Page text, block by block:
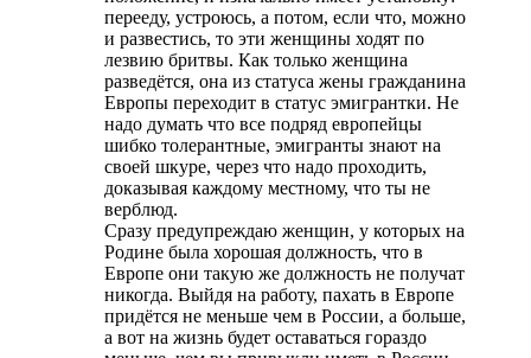
перееду, устроюсь, а потом, если что, можно
и развестись, то эти женщины ходят по
лезвию бритвы. Как только женщина
разведётся, она из статуса жены гражданина
Европы переходит в статус эмигрантки. Не
надо думать что все подряд европейцы
шибко толерантные, эмигранты знают на
своей шкуре, через что надо проходить,
доказывая каждому местному, что ты не
верблюд.
Сразу предупреждаю женщин, у которых на
Родине была хорошая должность, что в
Европе они такую же должность не получат
никогда. Выйдя на работу, пахать в Европе
придётся не меньше чем в России, а больше,
а вот на жизнь будет оставаться гораздо